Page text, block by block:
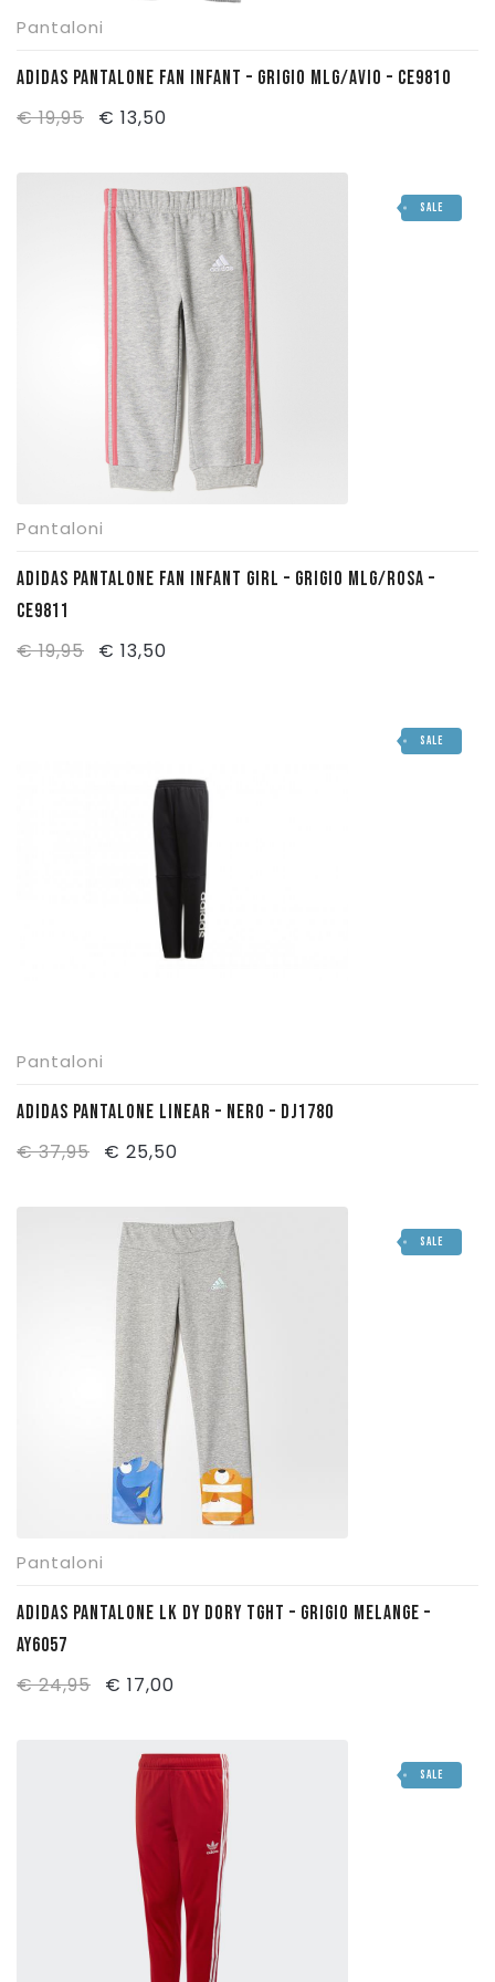
Ping Pong
Intimo
Sanitari
Pantaloni
ADIDAS PANTALONE FAN INFANT – GRIGIO MLG/AVIO – CE9810
€19,95
Il
originale
era:
€ 19,95.
€ 13,50
attuale
è:
€ 13,50.
SALE
Pantaloni
ADIDAS PANTALONE FAN INFANT GIRL – GRIGIO MLG/ROSA –
CE9811
€19,95
Il
€ 19,95.
€ 13,50
€ 13,50.
SALE
Pantaloni
ADIDAS PANTALONE LINEAR – NERO – DJ1780
€37,95
Il
originale
era:
€ 37,95.
€ 25,50
attuale
è:
€ 25,50.
SALE
Pantaloni
ADIDAS PANTALONE LK DY DORY TGHT – GRIGIO MELANGE –
AY6057
€24,95
Il
originale
era:
€ 24,95.
€ 17,00
attuale
è:
€ 17,00.
SALE